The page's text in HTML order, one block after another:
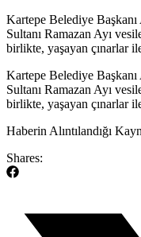
Kartepe Belediye
Sultanı Ramazan Ayı
birlikte, yaşayan çınarlar
​Kartepe Belediye
Sultanı Ramazan Ayı
birlikte, yaşayan çınarlar
​Haberin Alıntılandığı
Shares: